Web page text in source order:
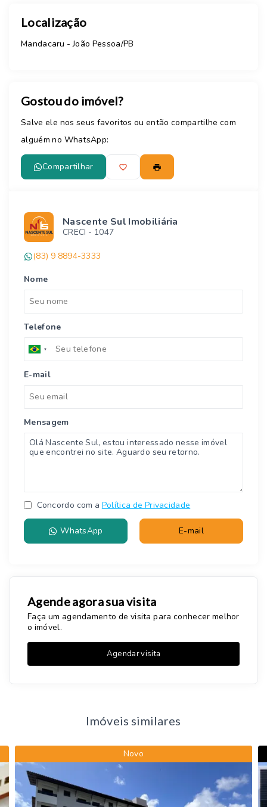
Localização
Mandacaru - João Pessoa/PB
Gostou do imóvel?
Salve ele nos seus favoritos ou então compartilhe com
alguém no WhatsApp:
Compartilhar
Nascente Sul Imobiliária
CRECI - 1047
(83) 9 8894-3333
Nome
Telefone
E-mail
Mensagem
Concordo com a Política de Privacidade
WhatsApp E-mail
Agende agora sua visita
Faça um agendamento de visita para conhecer melhor
o imóvel.
Agendar visita
Imóveis similares
Novo